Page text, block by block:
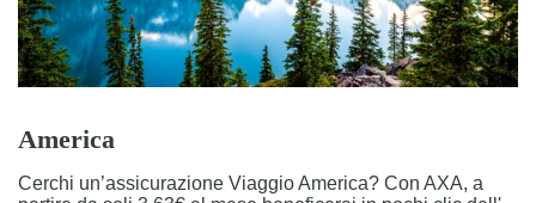
America
Cerchi un’assicurazione Viaggio America? Con AXA, a